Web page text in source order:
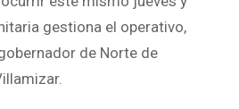
gestiona el operativo,
de Norte de